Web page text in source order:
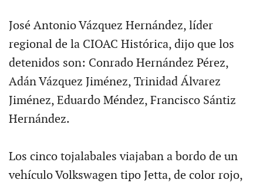
José Antonio Vázquez Hernández, líder
regional de la CIOAC Histórica, dijo que los
detenidos son: Conrado Hernández Pérez,
Adán Vázquez Jiménez, Trinidad Álvarez
Jiménez, Eduardo Méndez, Francisco Sántiz
Hernández.
Los cinco tojalabales viajaban a bordo de un
vehículo Volkswagen tipo Jetta, de color rojo,